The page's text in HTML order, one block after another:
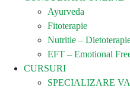
Ayurveda
Fitoterapie
Nutritie –
EFT – Emotional
CURSURI
SPECIALIZARE